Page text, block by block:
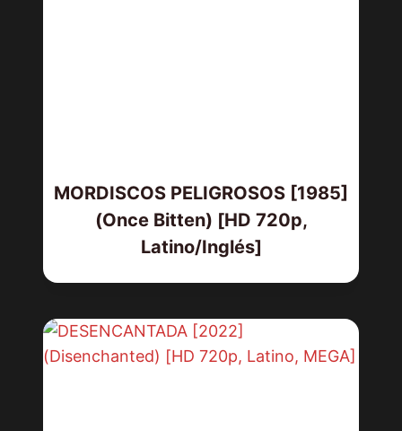
MORDISCOS PELIGROSOS [1985]
(Once Bitten) [HD 720p,
Latino/Inglés]